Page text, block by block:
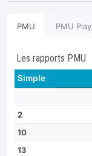
PMU PMU Play
Les rapports PMU
Simple
2
10
13